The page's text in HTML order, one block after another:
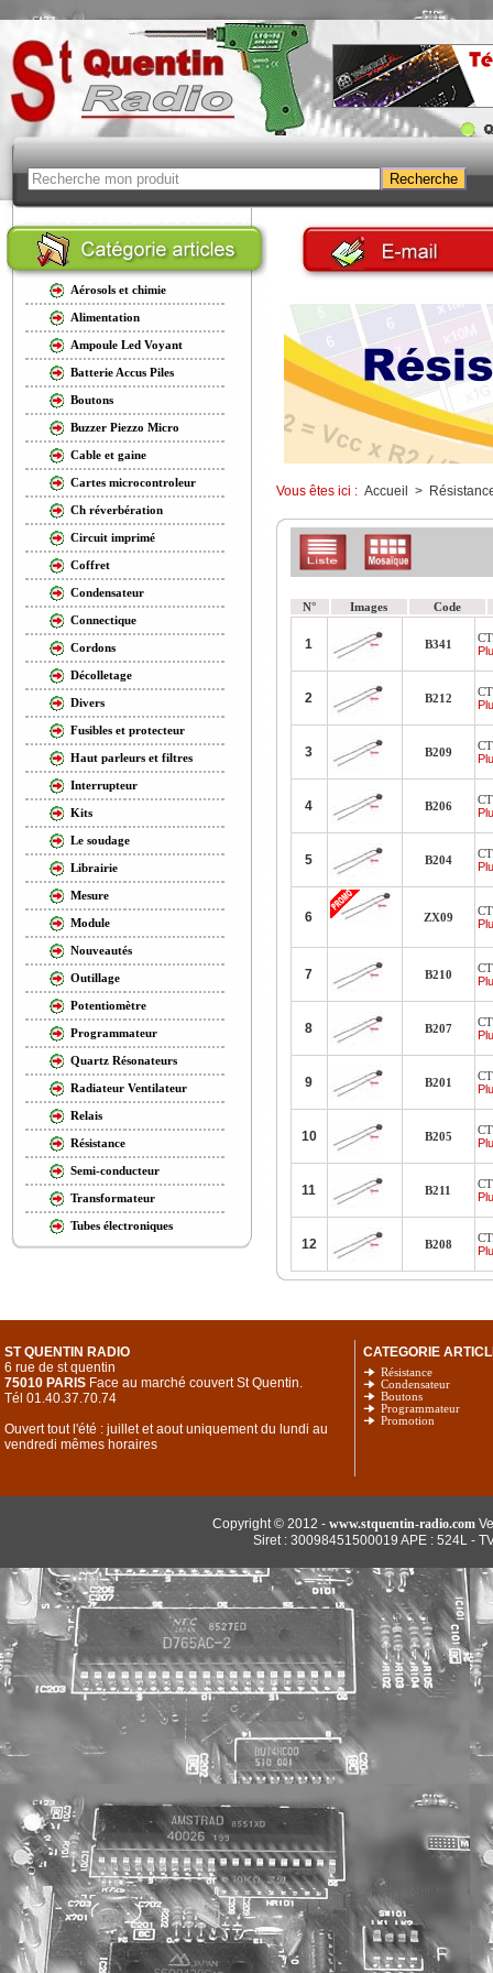
Aérosols et chimie
Alimentation
Ampoule Led Voyant
Batterie Accus Piles
Boutons
Buzzer Piezzo Micro
Cable et gaine
Cartes microcontroleur
Ch réverbération
Circuit imprimé
Coffret
Condensateur
Connectique
Cordons
Décolletage
Divers
Fusibles et protecteur
Haut parleurs et filtres
Interrupteur
Kits
Le soudage
Librairie
Mesure
Module
Nouveautés
Outillage
Potentiomètre
Programmateur
Quartz Résonateurs
Radiateur Ventilateur
Relais
Résistance
Semi-conducteur
Transformateur
Tubes électroniques
Vous êtes ici : Accueil >
N° Images Code
1 B341
2 B212
3 B209
4 B206
5 B204
6 ZX09
7 B210
8 B207
9 B201
10 B205
11 B211
12 B208
ST QUENTIN RADIO
6 rue de st quentin
75010 PARIS Face au marché couvert St Quentin.
Tél 01.40.37.70.74
Ouvert tout l'été : juillet et aout uniquement du lundi au
vendredi mêmes horaires
CATEGORIE
Résistance
Condensateur
Boutons
Programmateur
Promotion
Copyright © 2012 - www.stquentin-radio.com
Siret : 30098451500019 APE : 524L -